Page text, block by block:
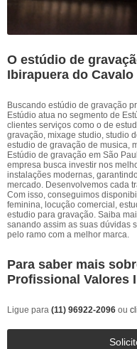
O estúdio de
Ibirapuera do
Buscando estúdio de gravação
Estúdio atua no segmento de
clientes serviços como o de
gravação, mixage studio, studio
estudio de gravação de musica,
Estúdio de gravação em São
empresa busca investir nos
instalações modernas,
mercado. Desenvolvemos cada
Com isso, conseguimos
feminina, locução comercial,
estudio para gravação. Saiba
sanando assim as suas dúvidas
pelo ramo com a melhor marca.
Para saber mais
Profissional Valores
Ligue para (11) 96922-2096 ou